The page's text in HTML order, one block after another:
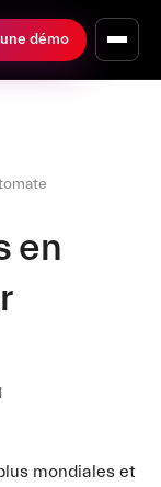
démo
en
mondiales et